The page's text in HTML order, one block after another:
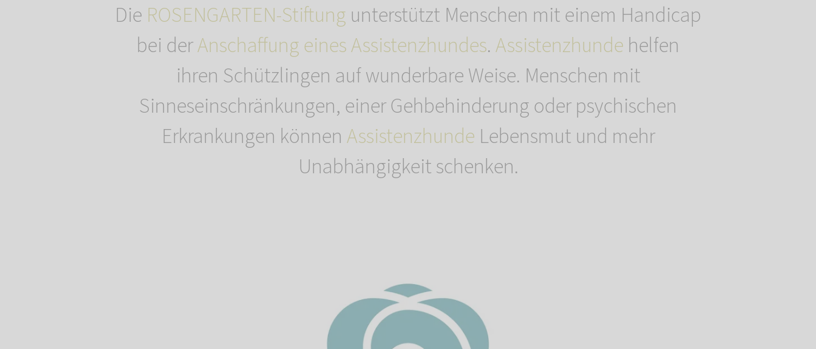
Die ROSENGARTEN-Stiftung unterstützt Menschen mit einem Handicap
bei derAnschaffung eines Assistenzhundes.Assistenzhunde helfen
ihren Schützlingen auf wunderbare Weise. Menschen mit
Sinneseinschränkungen, einer Gehbehinderung oder psychischen
Erkrankungen können Assistenzhunde Lebensmut und mehr
Unabhängigkeit schenken.